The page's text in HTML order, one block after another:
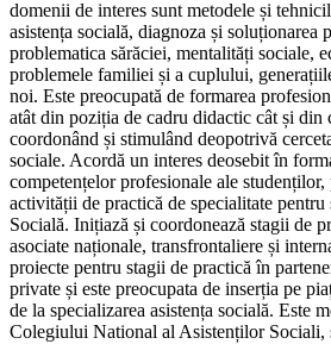
domenii de interes sunt metodele și
asistența socială, diagnoza și soluționarea
problematica sărăciei, mentalități sociale,
problemele familiei și a cuplului,
noi. Este preocupată de formarea
atât din poziția de cadru didactic cât și din
coordonând și stimulând deopotrivă
sociale. Acordă un interes deosebit în
competențelor profesionale ale
activității de practică de specialitate pentru
Socială. Inițiază și coordonează stagii de
asociate naționale, transfrontaliere și
proiecte pentru stagii de practică în
private și este preocupata de inserția pe
de la specializarea asistența socială. Este
Colegiului National al Asistenților Sociali,